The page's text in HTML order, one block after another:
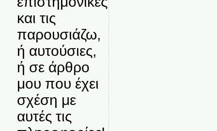
και τις
παρουσιάζω,
ή αυτούσιες,
ή σε άρθρο
μου που έχει
σχέση με
αυτές τις